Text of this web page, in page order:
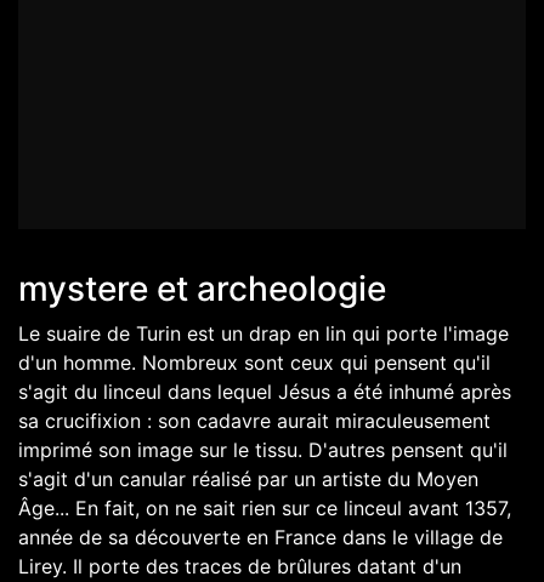
mystere et archeologie
Le suaire de Turin est un drap en lin qui porte l'image
d'un homme. Nombreux sont ceux qui pensent qu'il
s'agit du linceul dans lequel Jésus a été inhumé après
sa crucifixion : son cadavre aurait miraculeusement
imprimé son image sur le tissu. D'autres pensent qu'il
s'agit d'un canular réalisé par un artiste du Moyen
Âge... En fait, on ne sait rien sur ce linceul avant 1357,
année de sa découverte en France dans le village de
Lirey. Il porte des traces de brûlures datant d'un